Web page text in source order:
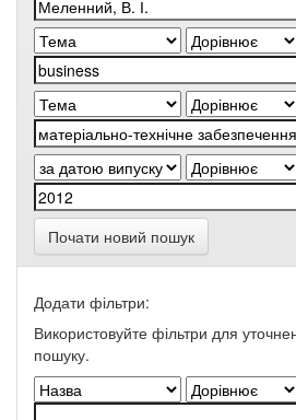
Почати новий пошук
Додати фільтри:
Використовуйте фільтри для
пошуку.